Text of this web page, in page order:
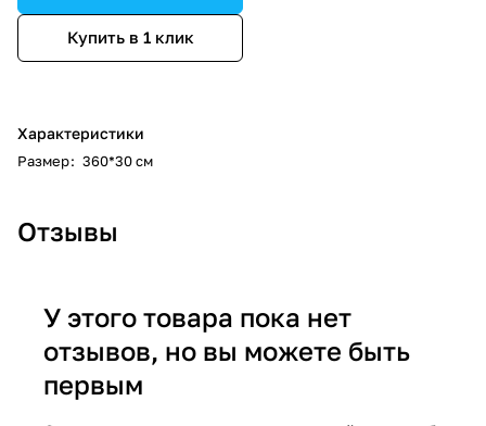
Купить в 1 клик
Характеристики
Размер: 360*30 см
Отзывы
У этого товара пока нет
отзывов, но вы можете быть
первым